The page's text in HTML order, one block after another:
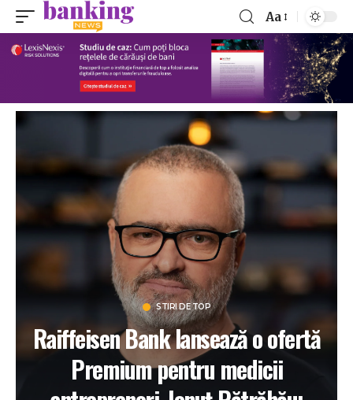
Aa
STIRI DE TOP
Raiffeisen Bank lansează o ofertă
Premium pentru medicii